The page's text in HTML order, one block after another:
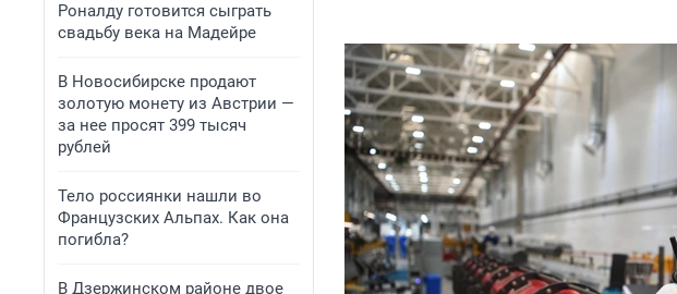
Роналду готовится сыграть
свадьбу века на Мадейре
В Новосибирске продают
золотую монету из Австрии —
за нее просят 399 тысяч
рублей
Тело россиянки нашли во
Французских Альпах. Как она
погибла?
В Дзержинском районе двое